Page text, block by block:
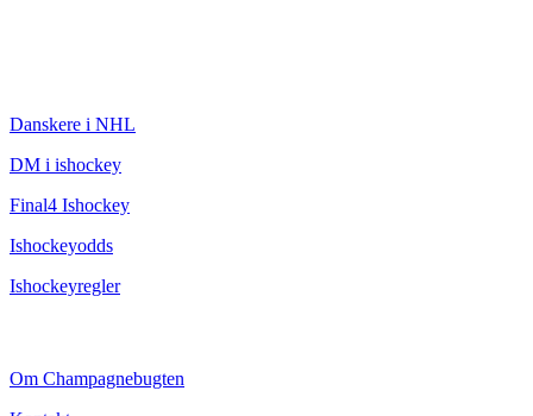
Danskere i NHL
DM i ishockey
Final4 Ishockey
Ishockeyodds
Ishockeyregler
Om Champagnebugten